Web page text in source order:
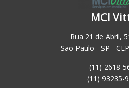
MCI
Rua 21 de Abril,
São Paulo - SP -
(11) 2618-
(11) 93235-